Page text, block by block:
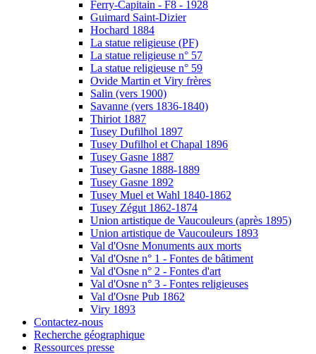
Ferry-Capitain - F8 - 1928
Guimard Saint-Dizier
Hochard 1884
La statue religieuse (PF)
La statue religieuse n° 57
La statue religieuse n° 59
Ovide Martin et Viry frères
Salin (vers 1900)
Savanne (vers 1836-1840)
Thiriot 1887
Tusey Dufilhol 1897
Tusey Dufilhol et Chapal 1896
Tusey Gasne 1887
Tusey Gasne 1888-1889
Tusey Gasne 1892
Tusey Muel et Wahl 1840-1862
Tusey Zégut 1862-1874
Union artistique de Vaucouleurs (après 1895)
Union artistique de Vaucouleurs 1893
Val d'Osne Monuments aux morts
Val d'Osne n° 1 - Fontes de bâtiment
Val d'Osne n° 2 - Fontes d'art
Val d'Osne n° 3 - Fontes religieuses
Val d'Osne Pub 1862
Viry 1893
Contactez-nous
Recherche géographique
Ressources presse